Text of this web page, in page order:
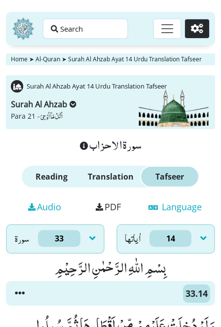
Search Go
Home ➤ Al-Quran ➤ Surah Al Ahzab Ayat 14 Urdu Translation Tafseer
Surah Al Ahzab Ayat 14 Urdu Translation Tafseer
Surah Al Ahzab
Para 21 -اُتْلُ مَاۤ اُوْحِیَ
سورة الاحزاب
Reading Translation Tafseer
Audio PDF Language
سورۃ 33 اٰياتها 14
بِسْمِ اللّٰهِ الرَّحْمٰنِ الرَّحِیْمِ
33.14